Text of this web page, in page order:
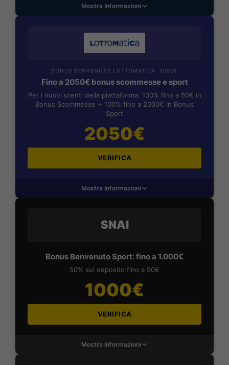
Mostra Informazioni
BONUS BENVENUTO LOTTOMATICA: 2050€
Fino a 2050€ bonus scommesse e sport
Per i nuovi utenti della piattaforma: 100% fino a 50€ in
Bonus Scommesse + 100% fino a 2000€ in Bonus
Sport
2050€
VERIFICA
Mostra Informazioni
SNAI
Bonus Benvenuto Sport: fino a 1.000€
50% sul deposito fino a 50€
1000€
VERIFICA
Mostra Informazioni